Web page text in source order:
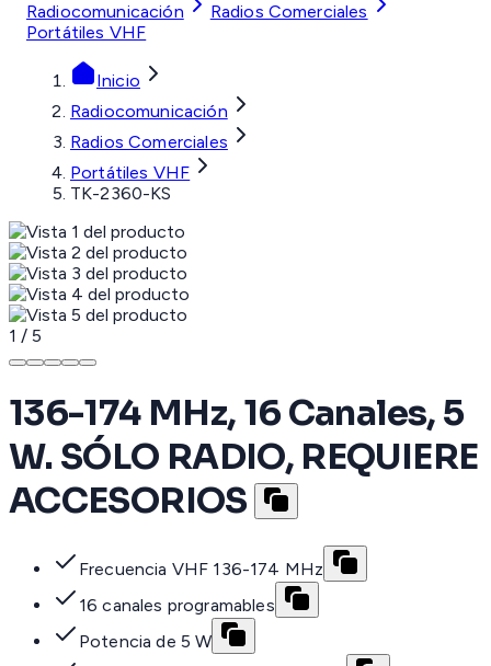
Radiocomunicación
Radios Comerciales
Portátiles VHF
Inicio
Radiocomunicación
Radios Comerciales
Portátiles VHF
TK-2360-KS
1 / 5
136-174 MHz, 16 Canales, 5
W. SÓLO RADIO, REQUIERE
ACCESORIOS
Frecuencia VHF 136-174 MHz
16 canales programables
Potencia de 5 W